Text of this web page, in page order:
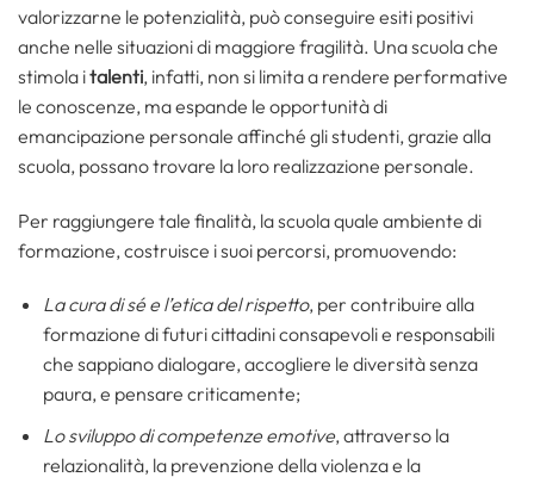
valorizzarne le potenzialità, può conseguire esiti positivi
anche nelle situazioni di maggiore fragilità. Una scuola che
stimola italenti, infatti, non si limita a rendere performative
le conoscenze, ma espande le opportunità di
emancipazione personale affinché gli studenti, grazie alla
scuola, possano trovare la loro realizzazione personale.
Per raggiungere tale finalità, la scuola quale ambiente di
formazione, costruisce i suoi percorsi, promuovendo:
La cura di sé e l’etica del rispetto, per contribuire alla
formazione di futuri cittadini consapevoli e responsabili
che sappiano dialogare, accogliere le diversità senza
paura, e pensare criticamente;
Lo sviluppo di competenze emotive, attraverso la
relazionalità, la prevenzione della violenza e la